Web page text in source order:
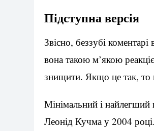
Підступна версія
Звісно, беззубі
вона такою м’якою
знищити. Якщо це так, то
Мінімальний і
Леонід Кучма у 2004